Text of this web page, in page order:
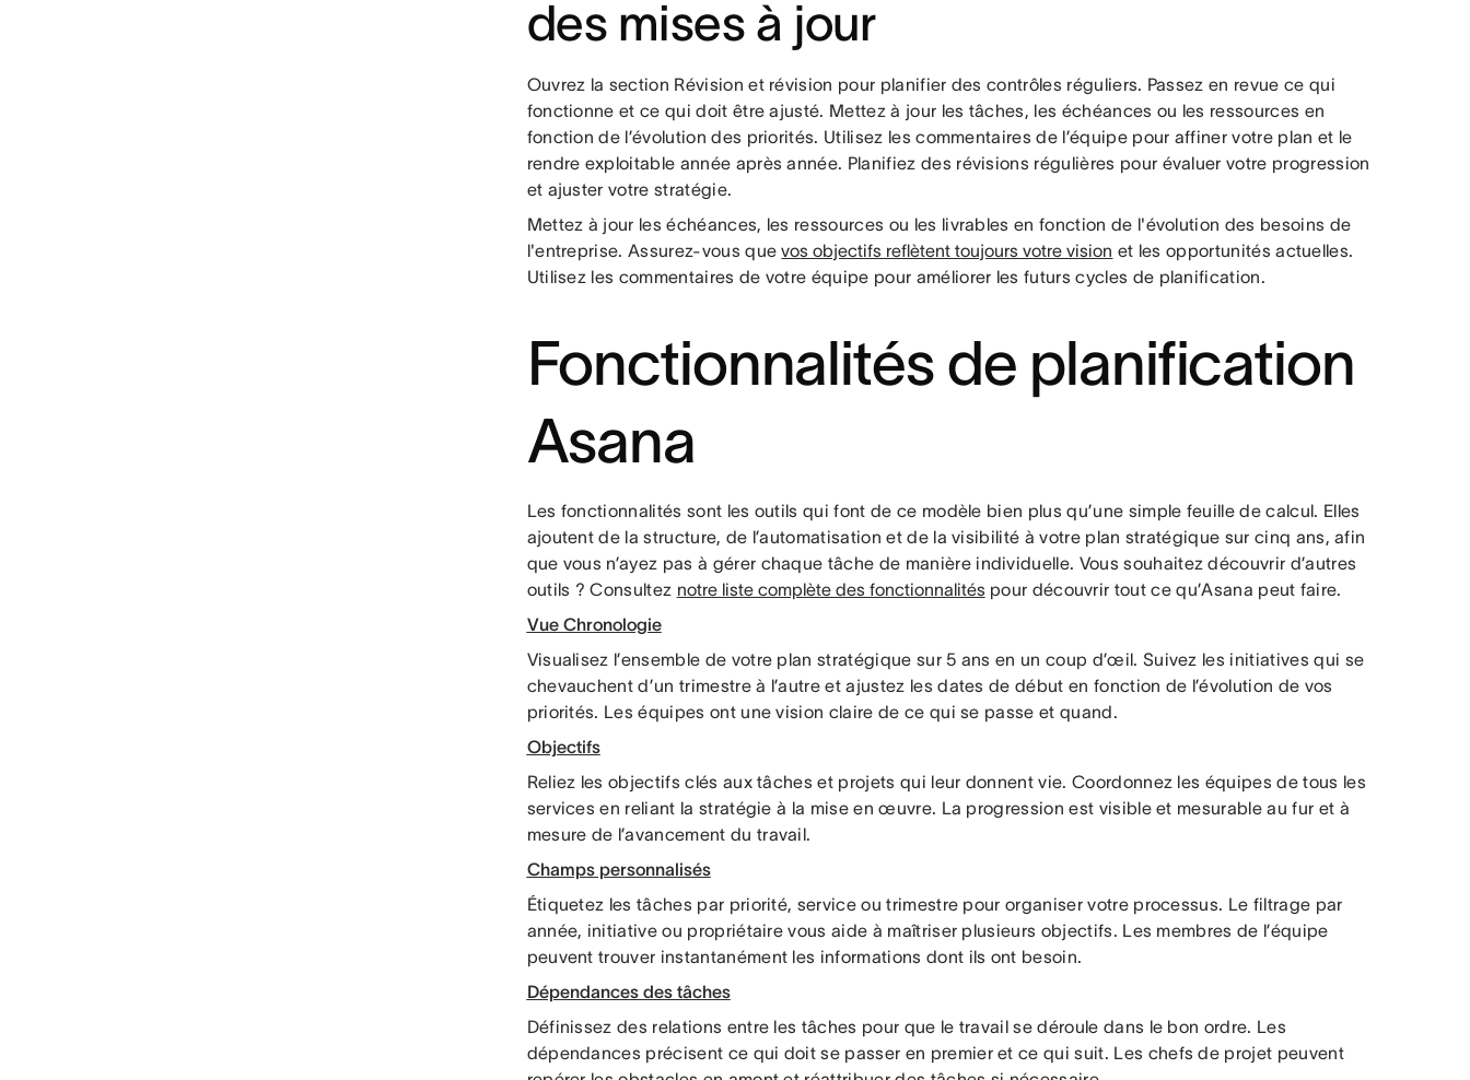
des mises à jour
Ouvrez la section Révision et révision pour planifier des contrôles réguliers. Passez en revue ce qui
fonctionne et ce qui doit être ajusté. Mettez à jour les tâches, les échéances ou les ressources en
fonction de l’évolution des priorités. Utilisez les commentaires de l’équipe pour affiner votre plan et le
rendre exploitable année après année. Planifiez des révisions régulières pour évaluer votre progression
et ajuster votre stratégie.
Mettez à jour les échéances, les ressources ou les livrables en fonction de l'évolution des besoins de
l'entreprise. Assurez-vous quevos objectifs reflètent toujours votre vision et les opportunités actuelles.
Utilisez les commentaires de votre équipe pour améliorer les futurs cycles de planification.
Fonctionnalités de planification
Asana
Les fonctionnalités sont les outils qui font de ce modèle bien plus qu’une simple feuille de calcul. Elles
ajoutent de la structure, de l’automatisation et de la visibilité à votre plan stratégique sur cinq ans, afin
que vous n’ayez pas à gérer chaque tâche de manière individuelle. Vous souhaitez découvrir d’autres
outils ? Consultez notre liste complète des fonctionnalités pour découvrir tout ce qu’Asana peut faire.
Vue Chronologie
Visualisez l’ensemble de votre plan stratégique sur 5 ans en un coup d’œil. Suivez les initiatives qui se
chevauchent d’un trimestre à l’autre et ajustez les dates de début en fonction de l’évolution de vos
priorités. Les équipes ont une vision claire de ce qui se passe et quand.
Objectifs
Reliez les objectifs clés aux tâches et projets qui leur donnent vie. Coordonnez les équipes de tous les
services en reliant la stratégie à la mise en œuvre. La progression est visible et mesurable au fur et à
mesure de l’avancement du travail.
Champs personnalisés
Étiquetez les tâches par priorité, service ou trimestre pour organiser votre processus. Le filtrage par
année, initiative ou propriétaire vous aide à maîtriser plusieurs objectifs. Les membres de l’équipe
peuvent trouver instantanément les informations dont ils ont besoin.
Dépendances des tâches
Définissez des relations entre les tâches pour que le travail se déroule dans le bon ordre. Les
dépendances précisent ce qui doit se passer en premier et ce qui suit. Les chefs de projet peuvent